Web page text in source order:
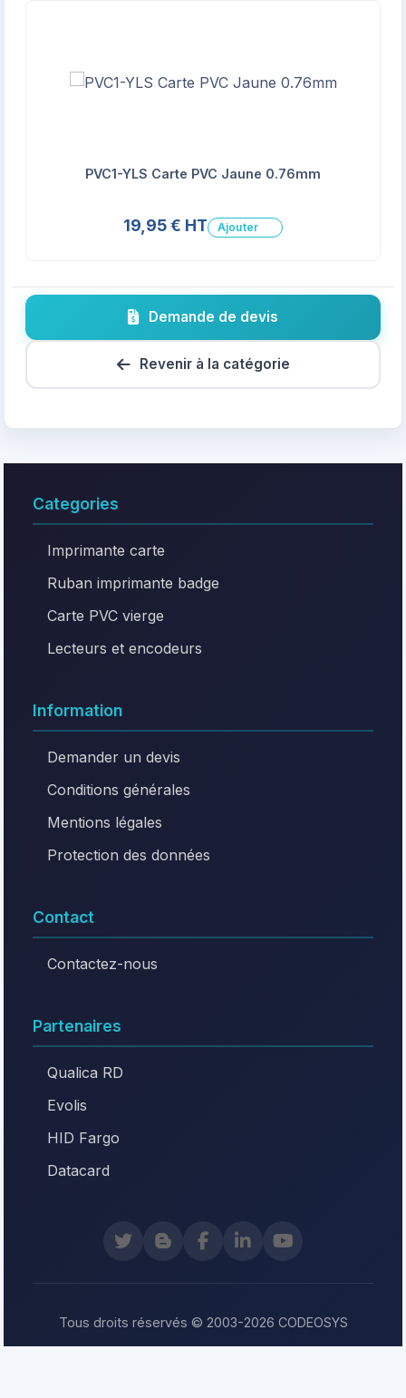
PVC1-YLS Carte PVC Jaune 0.76mm
19,95 € HT Ajouter
Demande de devis
Revenir à la catégorie
Categories
Imprimante carte
Ruban imprimante badge
Carte PVC vierge
Lecteurs et encodeurs
Information
Demander un devis
Conditions générales
Mentions légales
Protection des données
Contact
Contactez-nous
Partenaires
Qualica RD
Evolis
HID Fargo
Datacard
Tous droits réservés © 2003-2026 CODEOSYS